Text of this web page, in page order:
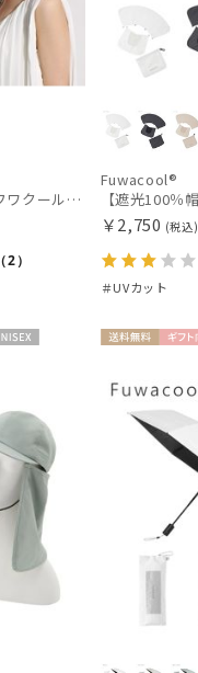
【遮光100％帽子】フワクール® (Fuwacool®) キャペリン 遮光100 UV100
（2）
Fuwacool®
￥2,750 (税込)
＃UVカット
料